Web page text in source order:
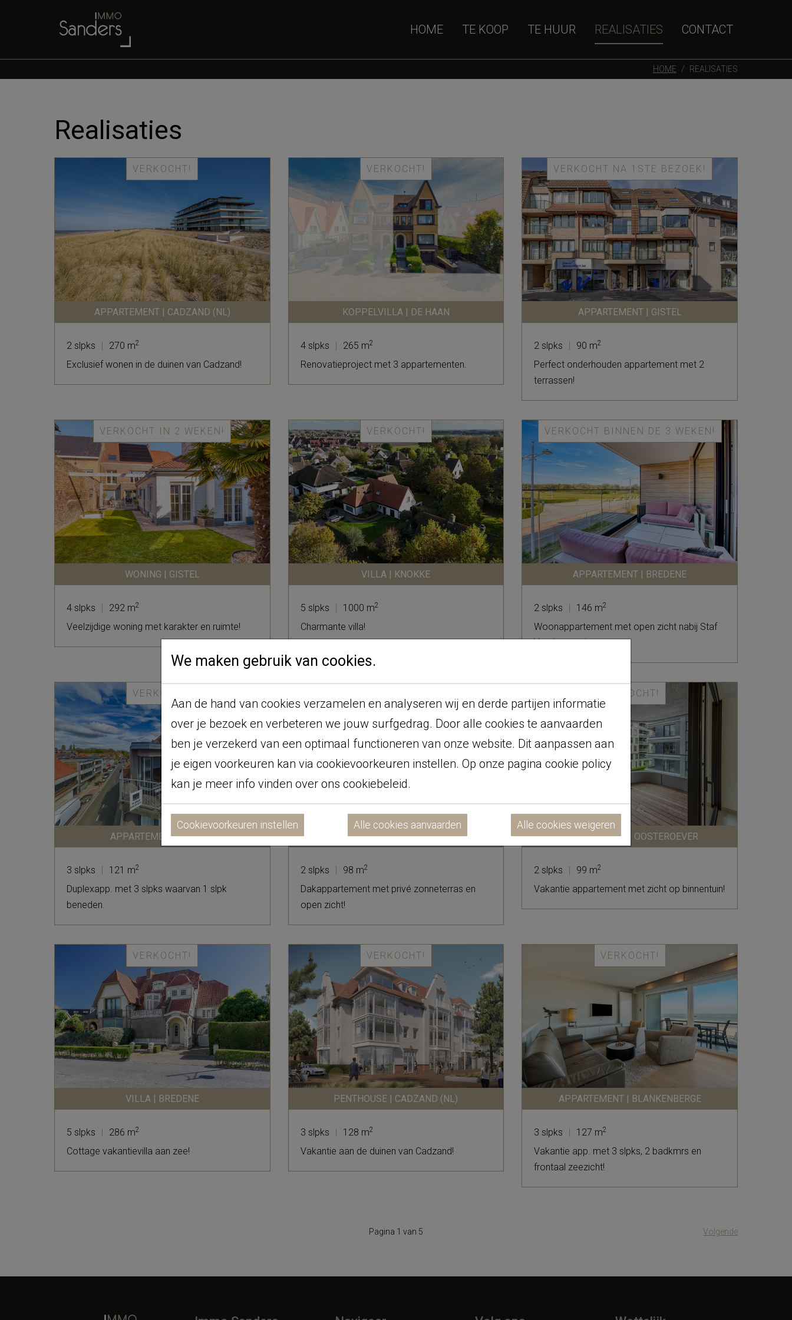
HOME TE KOOP TE HUUR REALISATIES CONTACT
HOME REALISATIES
Realisaties
VERKOCHT!
APPARTEMENT | CADZAND (NL)
2 slpks | 270 m2
Exclusief wonen in de duinen van Cadzand!
VERKOCHT!
KOPPELVILLA | DE HAAN
4 slpks | 265 m2
Renovatieproject met 3 appartementen.
VERKOCHT NA 1STE BEZOEK!
APPARTEMENT | GISTEL
2 slpks | 90 m2
Perfect onderhouden appartement met 2
terrassen!
VERKOCHT IN 2 WEKEN!
WONING | GISTEL
4 slpks 292 m2
Veelzijdige woning met karakter en ruimte!
VERKOCHT!
VILLA | KNOKKE
5 slpks 1000 m2
Charmante villa!
VERKOCHT BINNEN DE 3 WEKEN!
APPARTEMENT | BREDENE
2 slpks 146 m2
Woonappartement met open zicht nabij Staf
Versluyscenter.
VERKOCHT!
APPARTEMENT | GISTEL
3 slpks 121 m2
Duplexapp. met 3 slpks waarvan 1 slpk
beneden.
PENTHOUSE | MARIAKERKE
2 slpks 98 m2
Dakappartement met privé zonneterras en
open zicht!
VERKOCHT!
APPARTEMENT | OOSTEROEVER
2 slpks 99 m2
Vakantie appartement met zicht op binnentuin!
VERKOCHT!
VILLA | BREDENE
5 slpks 286 m2
Cottage vakantievilla aan zee!
VERKOCHT!
PENTHOUSE | CADZAND (NL)
3 slpks 128 m2
Vakantie aan de duinen van Cadzand!
VERKOCHT!
APPARTEMENT | BLANKENBERGE
3 slpks 127 m2
Vakantie app. met 3 slpks, 2 badkmrs en
frontaal zeezicht!
Pagina 1 van 5 Volgende
We maken gebruik van cookies.
Aan de hand van cookies verzamelen en analyseren wij en derde partijen informatie
over je bezoek en verbeteren we jouw surfgedrag. Door alle cookies te aanvaarden
ben je verzekerd van een optimaal functioneren van onze website. Dit aanpassen aan
je eigen voorkeuren kan via cookievoorkeuren instellen. Op onze pagina cookie policy
kan je meer info vinden over ons cookiebeleid.
Cookievoorkeuren instellen Alle cookies weigeren